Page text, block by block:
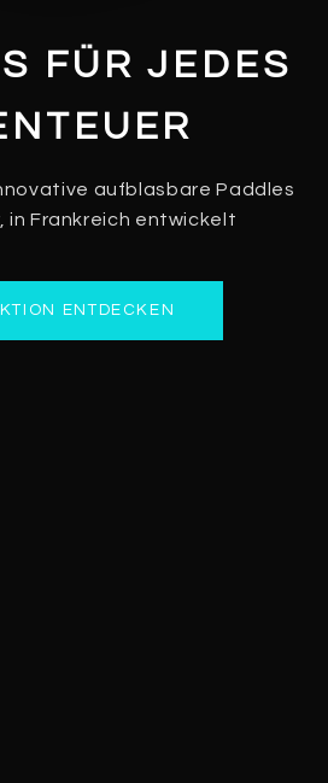
FÜR JEDES
aufblasbare Paddles
in Frankreich entwickelt
ENTDECKEN